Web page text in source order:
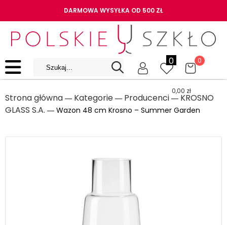
DARMOWA WYSYŁKA OD 500 ZŁ
0 0
0,00 zł
Strona główna ― Kategorie ― Producenci ― KROSNO
GLASS S.A. ― Wazon 48 cm Krosno – Summer Garden